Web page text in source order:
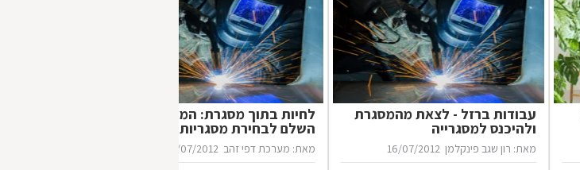
עבודות ברזל - לצאת מהמסגרת
ולהיכנס למסגרייה
מאת: רון שגב פינקלמן 16/07/2012
לחיות בתוך מסגרת: המדריך
השלם לבחירת מסגריות
מאת: מערכת דפי זהב 16/07/2012